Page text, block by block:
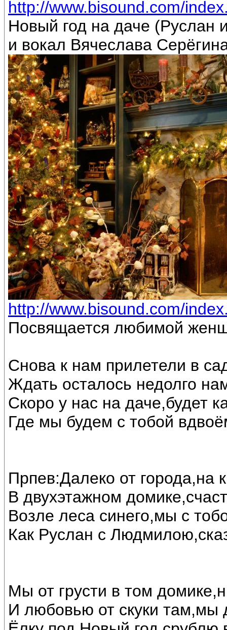
http://www.bisound.com/
Новый год на даче
и вокал Вячеслава
http://www.bisound.com/
Посвящается любимой
Снова к нам прилетели в
Ждать осталось недолго
Скоро у нас на даче,будет
Где мы будем с тобой
Прпев:Далеко от города,на
В двухэтажном
Возле леса синего,мы с
Как Руслан с
Мы от грусти в том
И любовью от скуки там,мы